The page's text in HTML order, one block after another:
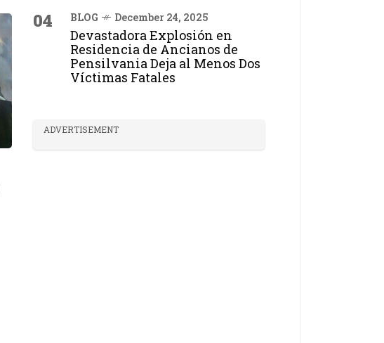
04 BLOG December 24, 2025
Devastadora Explosión en
Residencia de Ancianos de
Pensilvania Deja al Menos Dos
Víctimas Fatales
ADVERTISEMENT